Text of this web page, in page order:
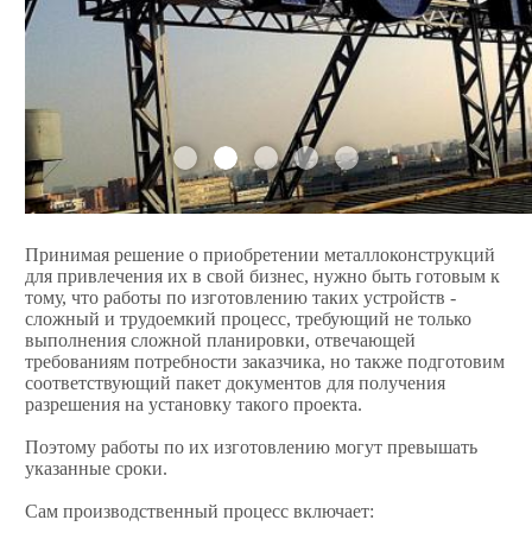
Принимая решение о приобретении металлоконструкций
для привлечения их в свой бизнес, нужно быть готовым к
тому, что работы по изготовлению таких устройств -
сложный и трудоемкий процесс, требующий не только
выполнения сложной планировки, отвечающей
требованиям потребности заказчика, но также подготовим
соответствующий пакет документов для получения
разрешения на установку такого проекта.
Поэтому работы по их изготовлению могут превышать
указанные сроки.
Сам производственный процесс включает: